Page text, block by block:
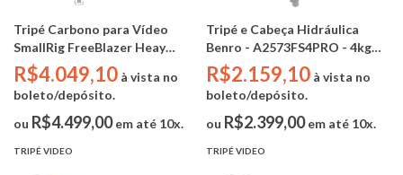
Tripé Carbono para Vídeo
SmallRig FreeBlazer Heay
Duty AD-100 Cabeça
Hidráulica ( 3989 - carga max
10kg / 197cm )
R$4.049,10 à vista no
boleto/depósito.
ou R$4.499,00em até 10x.
TRIPÉ VIDEO
Tripé e Cabeça Hidráulica
Benro - A2573FS4PRO - 4kg
178cm
R$2.159,10 à vista no
boleto/depósito.
ou R$2.399,00em até 10x.
TRIPÉ VIDEO